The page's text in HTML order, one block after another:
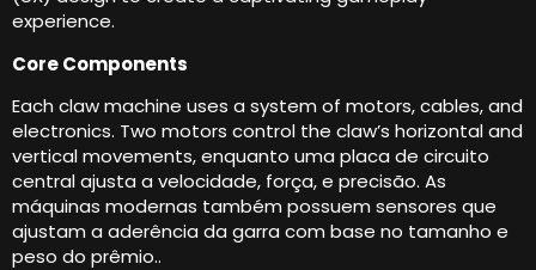
experience.
Core Components
Each claw machine uses a system of motors,cables,and
electronics. Two motors control the claw’s horizontal and
vertical movements, enquanto uma placa de circuito
central ajusta a velocidade, força, e precisão. As
máquinas modernas também possuem sensores que
ajustam a aderência da garra com base no tamanho e
peso do prêmio..